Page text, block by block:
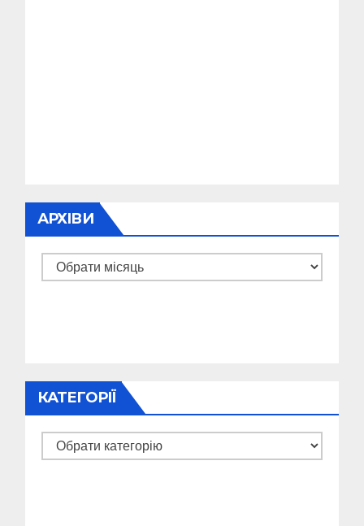
АРХІВИ
Архіви
КАТЕГОРІЇ
Категорії